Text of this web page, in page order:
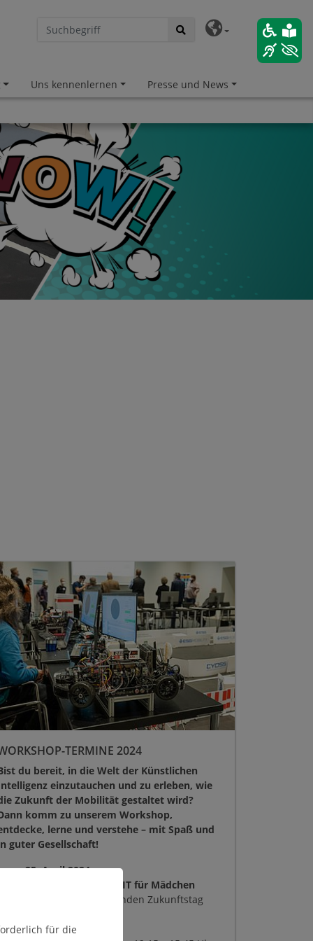
Uns kennenlernen Presse und News
TERMINE 2024
du bereit, in die Welt der Künstlichen
einzutauchen und zu erleben, wie
Zukunft der Mobilität gestaltet wird?
komm zu unserem Workshop,
lerne und verstehe – mit Spaß und
guter Gesellschaft!
25. April 2024
Zukunftstag am DIGIT für Mädchen
Erlebt einen spannenden Zukunftstag
Im DIGIT in Goslar:
für die